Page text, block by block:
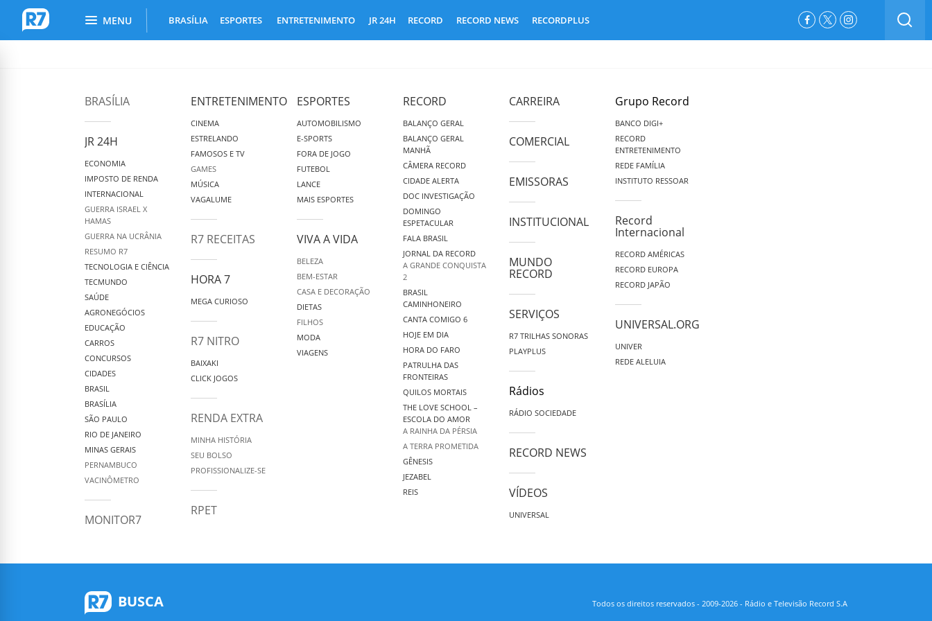
R7.com MENU BRASÍLIA ESPORTES ENTRETENIMENTO JR 24H RECORD RECORD NEWS RECORDPLUS Facebook
TwitterInstagram
BUSCAR
BRASÍLIA
JR 24H
ECONOMIA
IMPOSTO DE RENDA
INTERNACIONAL
GUERRA ISRAEL X
HAMAS
GUERRA NA UCRÂNIA
RESUMO R7
TECNOLOGIA E CIÊNCIA
TECMUNDO
SAÚDE
AGRONEGÓCIOS
EDUCAÇÃO
CARROS
CONCURSOS
CIDADES
BRASIL
BRASÍLIA
SÃO PAULO
RIO DE JANEIRO
MINAS GERAIS
PERNAMBUCO
VACINÔMETRO
MONITOR7
ENTRETENIMENTO
CINEMA
ESTRELANDO
FAMOSOS E TV
GAMES
MÚSICA
VAGALUME
R7 RECEITAS
HORA 7
MEGA CURIOSO
R7 NITRO
BAIXAKI
CLICK JOGOS
RENDA EXTRA
MINHA HISTÓRIA
SEU BOLSO
PROFISSIONALIZE-SE
RPET
ESPORTES
AUTOMOBILISMO
E-SPORTS
FORA DE JOGO
FUTEBOL
LANCE
MAIS ESPORTES
VIVA A VIDA
BELEZA
BEM-ESTAR
CASA E DECORAÇÃO
DIETAS
FILHOS
MODA
VIAGENS
RECORD
BALANÇO GERAL
BALANÇO GERAL
MANHÃ
CÂMERA RECORD
CIDADE ALERTA
DOC INVESTIGAÇÃO
DOMINGO
ESPETACULAR
FALA BRASIL
JORNAL DA RECORD
A GRANDE CONQUISTA
2
BRASIL
CAMINHONEIRO
CANTA COMIGO 6
HOJE EM DIA
HORA DO FARO
PATRULHA DAS
FRONTEIRAS
QUILOS MORTAIS
THE LOVE SCHOOL –
ESCOLA DO AMOR
A RAINHA DA PÉRSIA
A TERRA PROMETIDA
GÊNESIS
JEZABEL
REIS
CARREIRA
COMERCIAL
EMISSORAS
INSTITUCIONAL
MUNDO
RECORD
SERVIÇOS
R7 TRILHAS SONORAS
PLAYPLUS
Rádios
RÁDIO SOCIEDADE
RECORD NEWS
VÍDEOS
UNIVERSAL
Grupo Record
BANCO DIGI+
RECORD
ENTRETENIMENTO
REDE FAMÍLIA
INSTITUTO RESSOAR
Record
Internacional
RECORD AMÉRICAS
RECORD EUROPA
RECORD JAPÃO
UNIVERSAL.ORG
UNIVER
REDE ALELUIA
BUSCA Todos os direitos reservados - 2009-2026 - Rádio e Televisão Record S.A